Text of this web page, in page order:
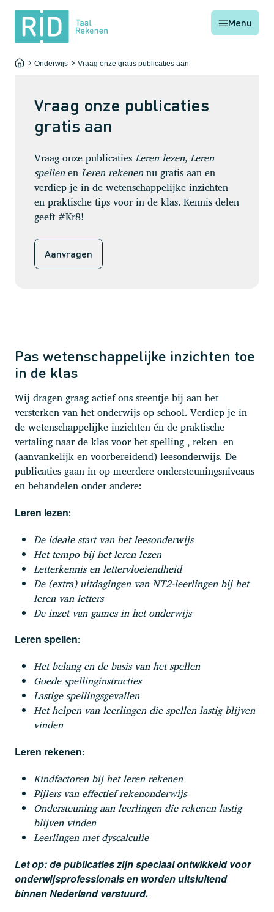
RID
Taal
Rekenen
Menu
Home
-
Onderwijs -
Vraag onze gratis publicaties aan
Vraag onze publicaties
gratis aan
Vraag onze publicatiesLeren lezen,Leren
spellenenLeren rekenennu gratis aan en
verdiep je in de wetenschappelijke inzichten
en praktische tips voor in de klas. Kennis delen
geeft #Kr8!
Aanvragen
Pas wetenschappelijke inzichten toe
in de klas
Wij dragen graag actief ons steentje bij aan het
versterken van het onderwijs op school. Verdiep je in
de wetenschappelijke inzichten én de praktische
vertaling naar de klas voor het spelling-, reken- en
(aanvankelijk en voorbereidend) leesonderwijs. De
publicaties gaan in op meerdere ondersteuningsniveaus
en behandelen onder andere:
Leren lezen:
De ideale start van het leesonderwijs
Het tempo bij het leren lezen
Letterkennis en lettervloeiendheid
De (extra) uitdagingen van NT2-leerlingen bij het
leren van letters
De inzet van games in het onderwijs
Leren spellen:
Het belang en de basis van het spellen
Goede spellinginstructies
Lastige spellingsgevallen
Het helpen van leerlingen die spellen lastig blijven
vinden
Leren rekenen:
Kindfactoren bij het leren rekenen
Pijlers van effectief rekenonderwijs
Ondersteuning aan leerlingen die rekenen lastig
blijven vinden
Leerlingen met dyscalculie
Let op: de publicaties zijn speciaal ontwikkeld voor
onderwijsprofessionals en worden uitsluitend
binnen Nederland verstuurd.